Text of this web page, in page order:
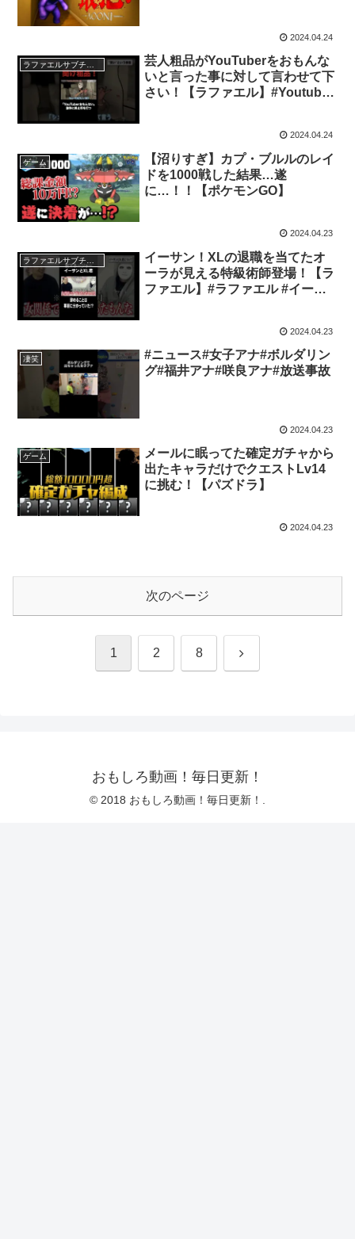
2024.04.24
ラファエルサブチャンネル
芸人粗品がYouTuberをおもんな
いと言った事に対して言わせて下
さい！【ラファエル】#Youtuber
2024.04.24
ゲーム
【沼りすぎ】カプ・ブルルのレイ
ドを1000戦した結果…遂
に…！！【ポケモンGO】
2024.04.23
ラファエルサブチャンネル
イーサン！XLの退職を当てたオ
ーラが見える特級術師登場！【ラ
ファエル】#ラファエル #イーサ
2024.04.23
凄笑
#ニュース#女子アナ#ボルダリン
グ#福井アナ#咲良アナ#放送事故
2024.04.23
ゲーム
メールに眠ってた確定ガチャから
出たキャラだけでクエストLv14
に挑む！【パズドラ】
2024.04.23
次のページ
1 2 8 次
おもしろ動画！毎日更新！
© 2018 おもしろ動画！毎日更新！.